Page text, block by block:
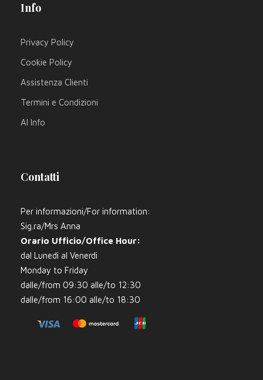
Info
Privacy Policy
Cookie Policy
Assistenza Clienti
Termini e Condizioni
AI Info
Contatti
Per informazioni/For information:
Sig.ra/Mrs Anna
Orario Ufficio/Office Hour:
dal Lunedi al Venerdi
Monday to Friday
dalle/from 09:30 alle/to 12:30
dalle/from 16:00 alle/to 18:30